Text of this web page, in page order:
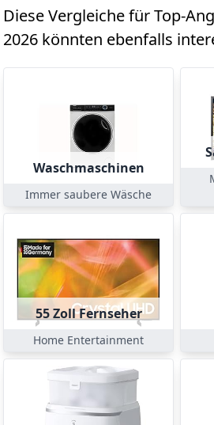
Diese Vergleiche für Top-
2026 könnten ebenfalls
Waschmaschinen
Immer saubere Wäsche
55 Zoll Fernseher
Home Entertainment